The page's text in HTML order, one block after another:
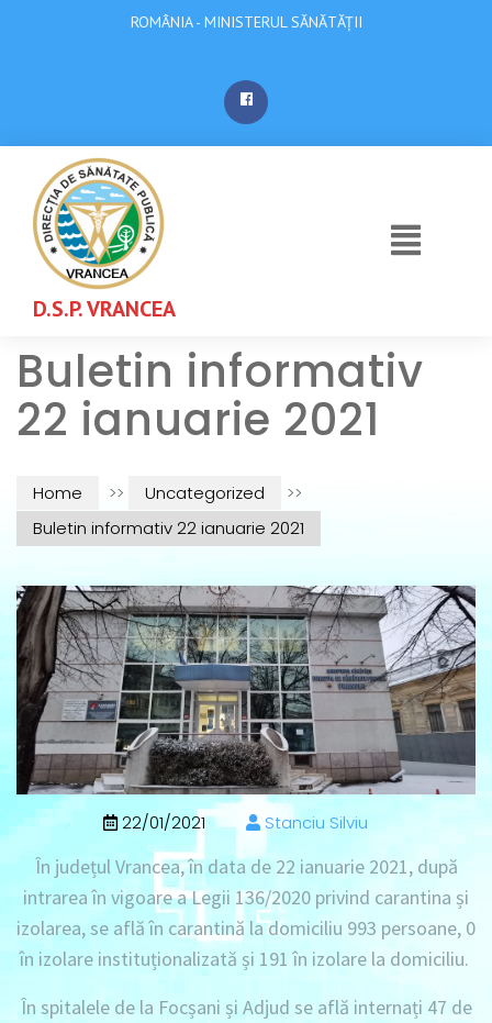
ROMÂNIA - MINISTERUL SĂNĂTĂȚII
D.S.P. VRANCEA
Buletin informativ
22 ianuarie 2021
Home >> Uncategorized
>>
Buletin informativ 22 ianuarie 2021
22/01/2021 Stanciu Silviu
În județul Vrancea, în data de 22 ianuarie 2021, după
intrarea în vigoare a Legii 136/2020 privind carantina și
izolarea, se află în carantină la domiciliu 993 persoane, 0
în izolare instituționalizată și 191 în izolare la domiciliu.
În spitalele de la Focșani și Adjud se află internați 47 de